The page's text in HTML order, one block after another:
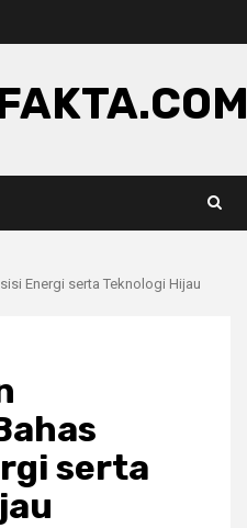
Energi serta Teknologi Hijau
serta